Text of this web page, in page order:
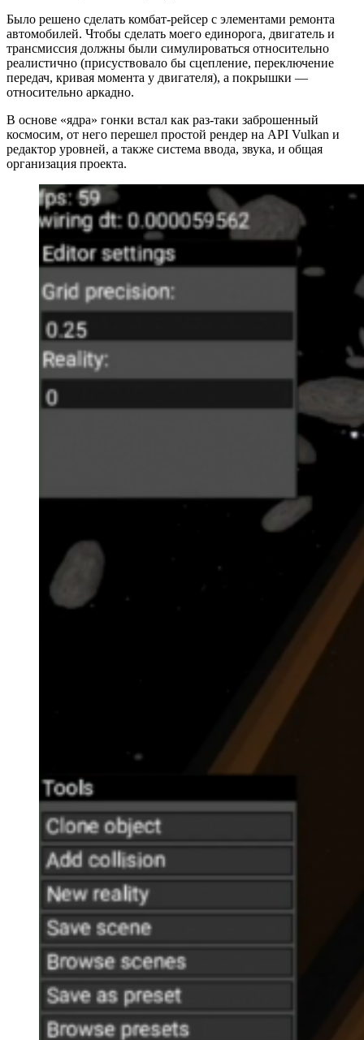
Было решено сделать комбат‑рейсер с элементами ремонта
автомобилей. Чтобы сделать моего единорога, двигатель и
трансмиссия должны были симулироваться относительно
реалистично (присуствовало бы сцепление, переключение
передач, кривая момента у двигателя), а покрышки —
относительно аркадно.
В основе «ядра» гонки встал как раз-таки заброшенный
космосим, от него перешел простой рендер на API Vulkan и
редактор уровней, а также система ввода, звука, и общая
организация проекта.